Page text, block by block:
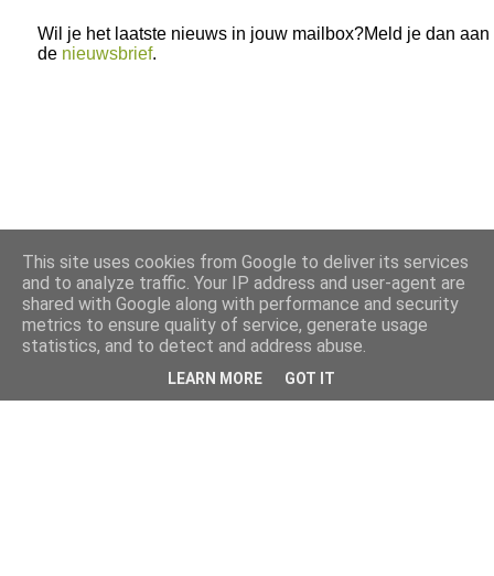
Wil je het laatste nieuws in jouw mailbox?Meld je dan aan
de nieuwsbrief.
This site uses cookies from Google to deliver its services
and to analyze traffic. Your IP address and user-agent are
shared with Google along with performance and security
metrics to ensure quality of service, generate usage
statistics, and to detect and address abuse.
LEARN MORE GOT IT